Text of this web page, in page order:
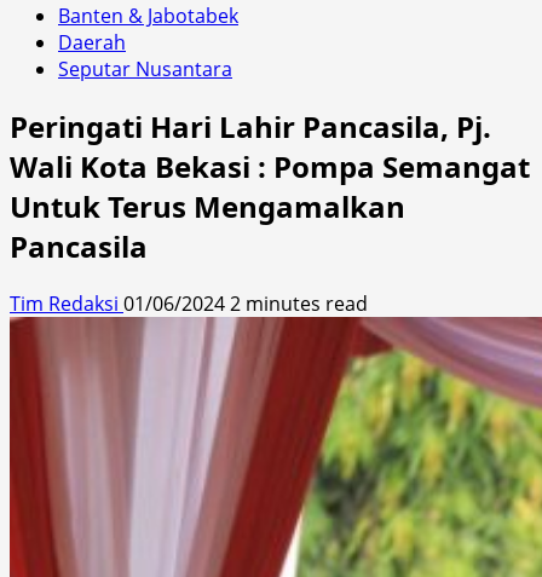
Banten & Jabotabek
Daerah
Seputar Nusantara
Peringati Hari Lahir Pancasila, Pj.
Wali Kota Bekasi : Pompa Semangat
Untuk Terus Mengamalkan
Pancasila
Tim Redaksi 01/06/20242 minutes read